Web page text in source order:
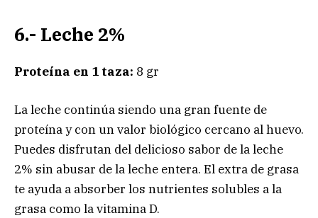
6.- Leche 2%
Proteína en 1 taza: 8 gr
La leche continúa siendo una gran fuente de
proteína y con un valor biológico cercano al huevo.
Puedes disfrutan del delicioso sabor de la leche
2% sin abusar de la leche entera. El extra de grasa
te ayuda a absorber los nutrientes solubles a la
grasa como la vitamina D.